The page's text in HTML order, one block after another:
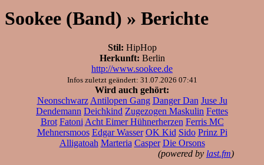
Sookee (Band) » Berichte
Stil: HipHop
Herkunft: Berlin
http://www.sookee.de
Infos zuletzt geändert: 31.07.2026 07:41
Wird auch gehört:
Neonschwarz Antilopen Gang Danger Dan Juse Ju
Dendemann Deichkind Zugezogen Maskulin Fettes
Brot Fatoni Acht Eimer Hühnerherzen Ferris MC
Mehnersmoos Edgar Wasser OK Kid Sido Prinz Pi
Alligatoah Marteria Casper Die Orsons
(powered by last.fm)